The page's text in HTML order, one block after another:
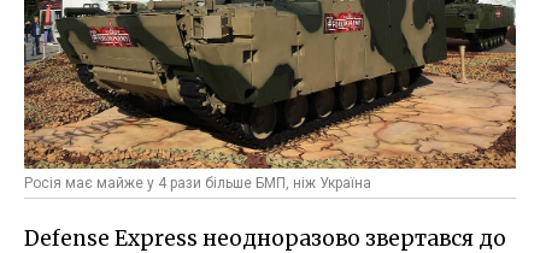
Росія має майже у 4 рази більше БМП, ніж Україна
Defense Express неодноразово звертався до